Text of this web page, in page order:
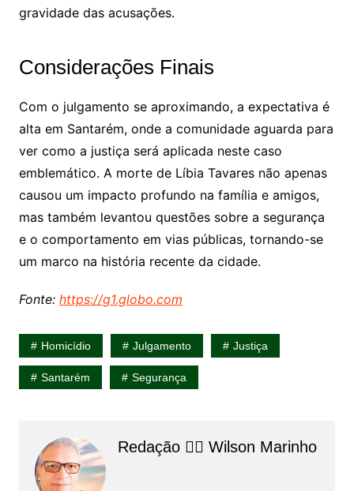
gravidade das acusações.
Considerações Finais
Com o julgamento se aproximando, a expectativa é
alta em Santarém, onde a comunidade aguarda para
ver como a justiça será aplicada neste caso
emblemático. A morte de Líbia Tavares não apenas
causou um impacto profundo na família e amigos,
mas também levantou questões sobre a segurança
e o comportamento em vias públicas, tornando-se
um marco na história recente da cidade.
Fonte: https://g1.globo.com
Homicídio Julgamento Justiça
Santarém Segurança
Redação 👨‍⚖️​ Wilson Marinho